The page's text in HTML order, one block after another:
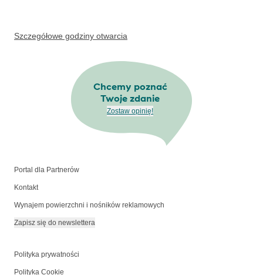
Szczegółowe godziny otwarcia
Chcemy poznać
Twoje zdanie
Zostaw opinię!
Portal dla Partnerów
Kontakt
Wynajem powierzchni i nośników reklamowych
Zapisz się do newslettera
Polityka prywatności
Polityka Cookie